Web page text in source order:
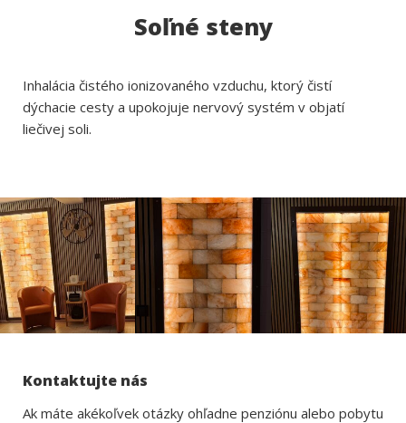
Soľné steny
Inhalácia čistého ionizovaného vzduchu, ktorý čistí
dýchacie cesty a upokojuje nervový systém v objatí
liečivej soli.
Kontaktujte nás
Ak máte akékoľvek otázky ohľadne penziónu alebo pobytu